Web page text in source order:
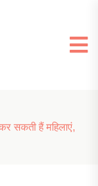
सकती हैं महिलाएं,